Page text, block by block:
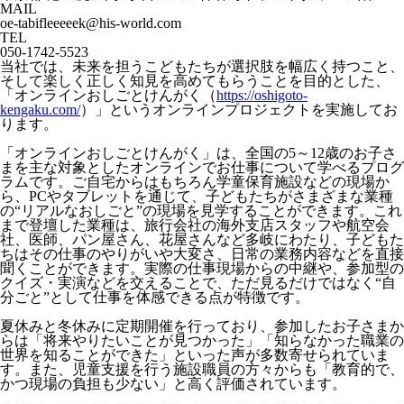
MAIL
oe-tabifleeeeek@his-world.com
TEL
050-1742-5523
当社では、未来を担うこどもたちが選択肢を幅広く持つこと、
そして楽しく正しく知見を高めてもらうことを目的とした、
「オンラインおしごとけんがく（https://oshigoto-
kengaku.com/）」というオンラインプロジェクトを実施してお
ります。
「オンラインおしごとけんがく」は、全国の5～12歳のお子さ
まを主な対象としたオンラインでお仕事について学べるプログ
ラムです。ご自宅からはもちろん学童保育施設などの現場か
ら、PCやタブレットを通じて、子どもたちがさまざまな業種
の“リアルなおしごと”の現場を見学することができます。これ
まで登壇した業種は、旅行会社の海外支店スタッフや航空会
社、医師、パン屋さん、花屋さんなど多岐にわたり、子どもた
ちはその仕事のやりがいや大変さ、日常の業務内容などを直接
聞くことができます。実際の仕事現場からの中継や、参加型の
クイズ・実演などを交えることで、ただ見るだけではなく“自
分ごと”として仕事を体感できる点が特徴です。
夏休みと冬休みに定期開催を行っており、参加したお子さまか
らは「将来やりたいことが見つかった」「知らなかった職業の
世界を知ることができた」といった声が多数寄せられていま
す。また、児童支援を行う施設職員の方々からも「教育的で、
かつ現場の負担も少ない」と高く評価されています。